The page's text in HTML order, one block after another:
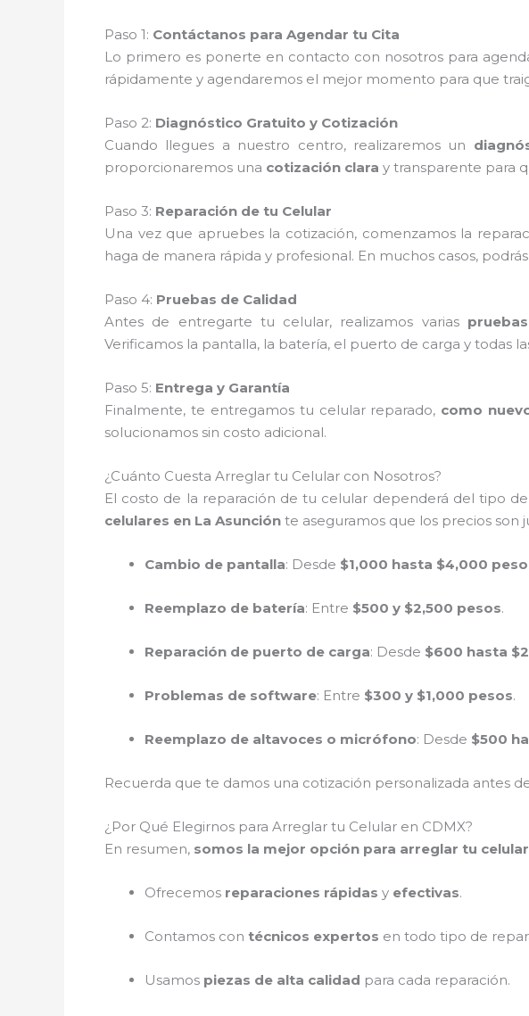
Paso 1: Contáctanos para Agendar tu Cita
Lo primero es ponerte en contacto con nosotros para
rápidamente y agendaremos el mejor momento para que
Paso 2: Diagnóstico Gratuito y Cotización
Cuando llegues a nuestro centro, realizaremos un
proporcionaremos una cotización clara y transparente para
Paso 3: Reparación de tu Celular
Una vez que apruebes la cotización, comenzamos la
haga de manera rápida y profesional. En muchos casos,
Paso 4: Pruebas de Calidad
Antes de entregarte tu celular, realizamos varias
Verificamos la pantalla, la batería, el puerto de carga y todas
Paso 5: Entrega y Garantía
Finalmente, te entregamos tu celular reparado, como
solucionamos sin costo adicional.
¿Cuánto Cuesta Arreglar tu Celular con Nosotros?
El costo de la reparación de tu celular dependerá del tipo
celulares en La Asunción te aseguramos que los precios son
Cambio de pantalla: Desde $1,000 hasta $4,000
Reemplazo de batería: Entre $500 y $2,500 pesos.
Reparación de puerto de carga: Desde $600 hasta
Problemas de software: Entre $300 y $1,000 pesos.
Reemplazo de altavoces o micrófono: Desde $500
Recuerda que te damos una cotización personalizada antes
¿Por Qué Elegirnos para Arreglar tu Celular en CDMX?
En resumen, somos la mejor opción para arreglar tu celular
Ofrecemos reparaciones rápidas y efectivas.
Contamos con técnicos expertos en todo tipo de
Usamos piezas de alta calidad para cada reparación.